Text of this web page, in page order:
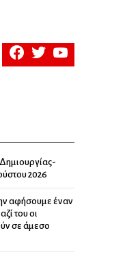
facebooktwitteryoutube
2026
αφήσουμε έναν
του οι
σε άμεσο